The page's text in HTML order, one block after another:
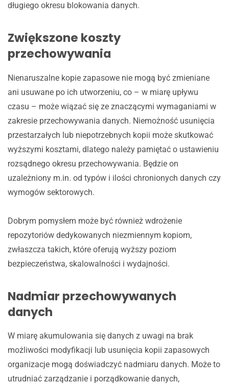
długiego okresu blokowania danych.
Zwiększone koszty
przechowywania
Nienaruszalne kopie zapasowe nie mogą być zmieniane
ani usuwane po ich utworzeniu, co – w miarę upływu
czasu – może wiązać się ze znaczącymi wymaganiami w
zakresie przechowywania danych. Niemożność usunięcia
przestarzałych lub niepotrzebnych kopii może skutkować
wyższymi kosztami, dlatego należy pamiętać o ustawieniu
rozsądnego okresu przechowywania. Będzie on
uzależniony m.in. od typów i ilości chronionych danych czy
wymogów sektorowych.
Dobrym pomysłem może być również wdrożenie
repozytoriów dedykowanych niezmiennym kopiom,
zwłaszcza takich, które oferują wyższy poziom
bezpieczeństwa, skalowalności i wydajności.
Nadmiar przechowywanych
danych
W miarę akumulowania się danych z uwagi na brak
możliwości modyfikacji lub usunięcia kopii zapasowych
organizacje mogą doświadczyć nadmiaru danych. Może to
utrudniać zarządzanie i porządkowanie danych,